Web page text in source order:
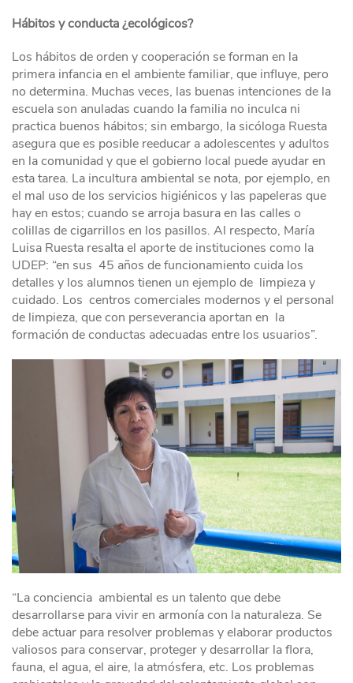
Hábitos y conducta ¿ecológicos?
Los hábitos de orden y cooperación se forman en la
primera infancia en el ambiente familiar, que influye, pero
no determina. Muchas veces, las buenas intenciones de la
escuela son anuladas cuando la familia no inculca ni
practica buenos hábitos; sin embargo, la sicóloga Ruesta
asegura que es posible reeducar a adolescentes y adultos
en la comunidad y que el gobierno local puede ayudar en
esta tarea. La incultura ambiental se nota, por ejemplo, en
el mal uso de los servicios higiénicos y las papeleras que
hay en estos; cuando se arroja basura en las calles o
colillas de cigarrillos en los pasillos. Al respecto, María
Luisa Ruesta resalta el aporte de instituciones como la
UDEP: “en sus 45 años de funcionamiento cuida los
detalles y los alumnos tienen un ejemplo de limpieza y
cuidado. Los centros comerciales modernos y el personal
de limpieza, que con perseverancia aportan en la
formación de conductas adecuadas entre los usuarios”.
“La conciencia ambiental es un talento que debe
desarrollarse para vivir en armonía con la naturaleza. Se
debe actuar para resolver problemas y elaborar productos
valiosos para conservar, proteger y desarrollar la flora,
fauna, el agua, el aire, la atmósfera, etc. Los problemas